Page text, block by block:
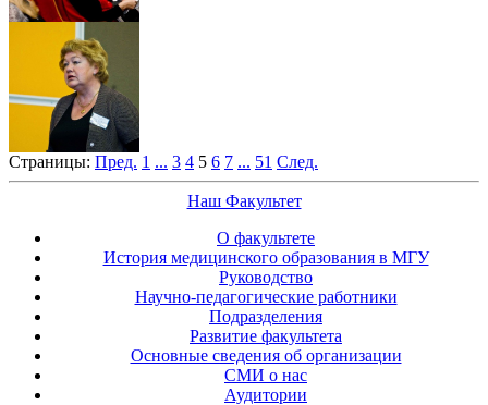
Страницы: Пред. 1 ... 3 4 5 6 7 ... 51 След.
Наш Факультет
О факультете
История медицинского образования в МГУ
Руководство
Научно-педагогические работники
Подразделения
Развитие факультета
Основные сведения об организации
СМИ о нас
Аудитории